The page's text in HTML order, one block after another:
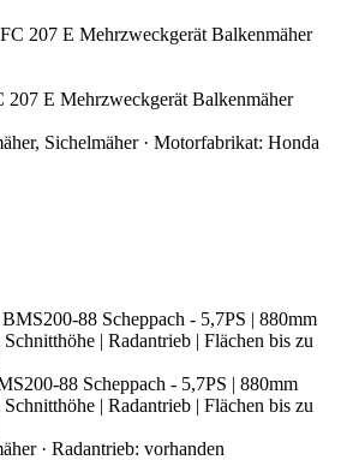
E Mehrzweckgerät Balkenmäher
Sichelmäher · Motorfabrikat: Honda
88 Scheppach - 5,7PS | 880mm
| Radantrieb | Flächen bis zu
· Radantrieb: vorhanden